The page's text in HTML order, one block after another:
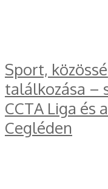
Sport,
találkozása –
CCTA Liga és
Cegléden